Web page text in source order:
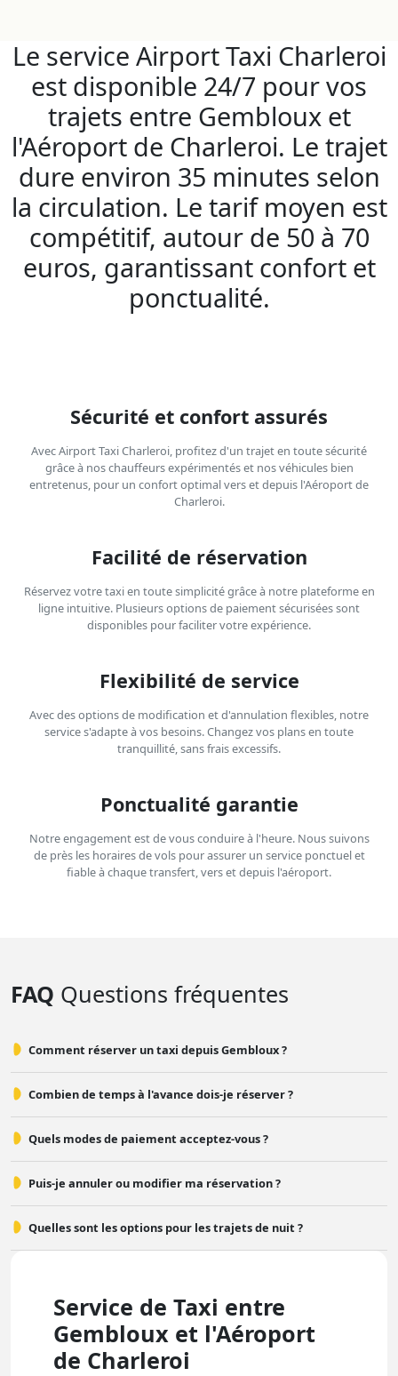
Le service Airport Taxi Charleroi
est disponible 24/7 pour vos
trajets entre Gembloux et
l'Aéroport de Charleroi. Le trajet
dure environ 35 minutes selon
la circulation. Le tarif moyen est
compétitif, autour de 50 à 70
euros, garantissant confort et
ponctualité.
Sécurité et confort assurés
Avec Airport Taxi Charleroi, profitez d'un trajet en toute sécurité
grâce à nos chauffeurs expérimentés et nos véhicules bien
entretenus, pour un confort optimal vers et depuis l'Aéroport de
Charleroi.
Facilité de réservation
Réservez votre taxi en toute simplicité grâce à notre plateforme en
ligne intuitive. Plusieurs options de paiement sécurisées sont
disponibles pour faciliter votre expérience.
Flexibilité de service
Avec des options de modification et d'annulation flexibles, notre
service s'adapte à vos besoins. Changez vos plans en toute
tranquillité, sans frais excessifs.
Ponctualité garantie
Notre engagement est de vous conduire à l'heure. Nous suivons
de près les horaires de vols pour assurer un service ponctuel et
fiable à chaque transfert, vers et depuis l'aéroport.
Service de Taxi entre
Gembloux et l'Aéroport
de Charleroi
FAQ Questions fréquentes
Comment réserver un taxi depuis Gembloux ?
Combien de temps à l'avance dois-je réserver ?
Quels modes de paiement acceptez-vous ?
Puis-je annuler ou modifier ma réservation ?
Quelles sont les options pour les trajets de nuit ?